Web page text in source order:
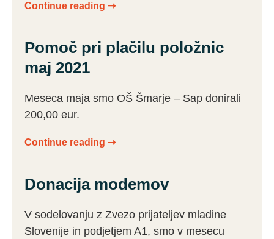
Continue reading ➝
Pomoč pri plačilu položnic
maj 2021
Meseca maja smo OŠ Šmarje – Sap donirali
200,00 eur.
Continue reading ➝
Donacija modemov
V sodelovanju z Zvezo prijateljev mladine
Slovenije in podjetjem A1, smo v mesecu